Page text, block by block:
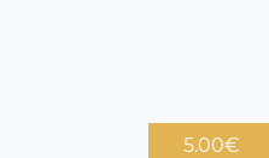
5.00€